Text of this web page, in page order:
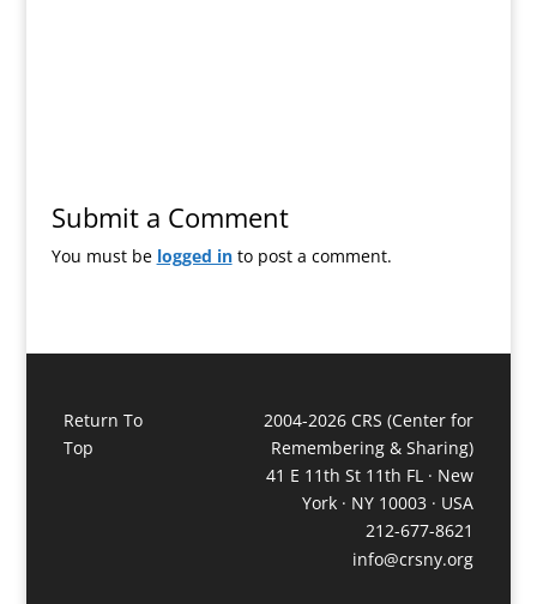
Submit a Comment
You must be logged into post a comment.
Return To
Top
2004-2026 CRS (Center for
Remembering & Sharing)
41 E 11th St 11th FL · New
York · NY 10003 · USA
212-677-8621
info@crsny.org